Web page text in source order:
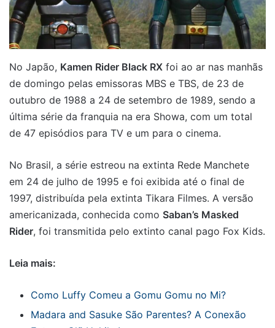
No Japão, Kamen Rider Black RX foi ao ar nas manhãs
de domingo pelas emissoras MBS e TBS, de 23 de
outubro de 1988 a 24 de setembro de 1989, sendo a
última série da franquia na era Showa, com um total
de 47 episódios para TV e um para o cinema.
No Brasil, a série estreou na extinta Rede Manchete
em 24 de julho de 1995 e foi exibida até o final de
1997, distribuída pela extinta Tikara Filmes. A versão
americanizada, conhecida como Saban’s Masked
Rider, foi transmitida pelo extinto canal pago Fox Kids.
Leia mais:
Como Luffy Comeu a Gomu Gomu no Mi?
Madara and Sasuke São Parentes? A Conexão